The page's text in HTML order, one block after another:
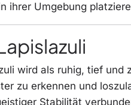
ihrer Umgebung
wird als ruhig, tief
zu erkennen und
Stabilität